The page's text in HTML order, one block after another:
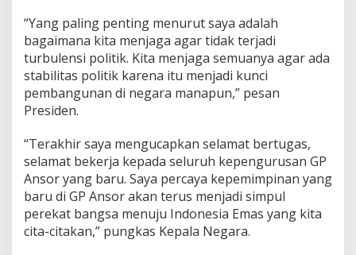
“Yang paling penting menurut saya adalah
bagaimana kita menjaga agar tidak terjadi
turbulensi politik. Kita menjaga semuanya agar ada
stabilitas politik karena itu menjadi kunci
pembangunan di negara manapun,” pesan
Presiden.
“Terakhir saya mengucapkan selamat bertugas,
selamat bekerja kepada seluruh kepengurusan GP
Ansor yang baru. Saya percaya kepemimpinan yang
baru di GP Ansor akan terus menjadi simpul
perekat bangsa menuju Indonesia Emas yang kita
cita-citakan,” pungkas Kepala Negara.